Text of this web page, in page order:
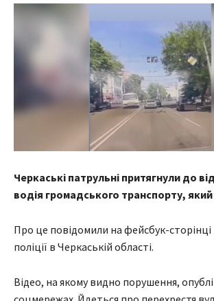
Черкаські патрульні притягнули до
водія громадського транспорту,
Про це повідомили на фейсбук-сторінці
поліції в Черкаській області.
Відео, на якому видно порушення,